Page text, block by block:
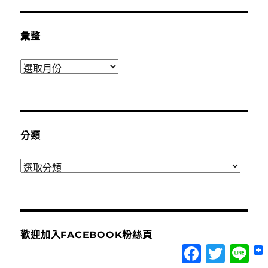
彙整
彙
分類
分
歡迎加入FACEBOOK粉絲頁
Facebook
Twitter